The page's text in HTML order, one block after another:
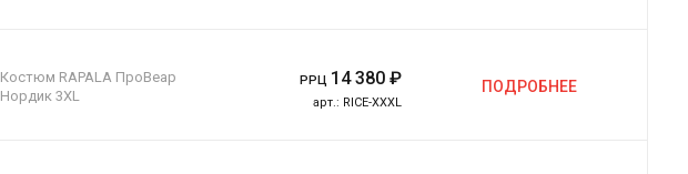
РРЦ 14 380₽
арт.: RICE-XXXL
Костюм RAPALA ПроВеар
Нордик 3XL
ПОДРОБНЕЕ